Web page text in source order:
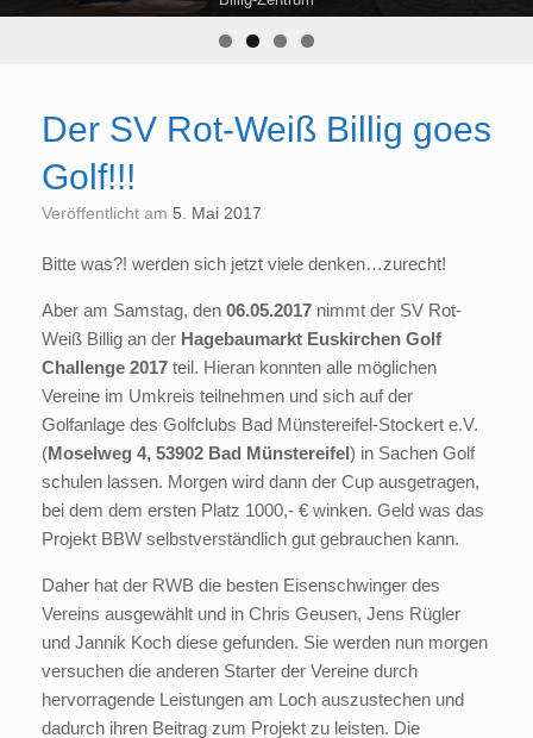
Der SV Rot-Weiß Billig goes
Golf!!!
Veröffentlicht am 5. Mai 2017
Bitte was?! werden sich jetzt viele denken…zurecht!
Aber am Samstag, den 06.05.2017 nimmt der SV Rot-
Weiß Billig an der Hagebaumarkt Euskirchen Golf
Challenge 2017 teil. Hieran konnten alle möglichen
Vereine im Umkreis teilnehmen und sich auf der
Golfanlage des Golfclubs Bad Münstereifel-Stockert e.V.
(Moselweg 4, 53902 Bad Münstereifel) in Sachen Golf
schulen lassen. Morgen wird dann der Cup ausgetragen,
bei dem dem ersten Platz 1000,- € winken. Geld was das
Projekt BBW selbstverständlich gut gebrauchen kann.
Daher hat der RWB die besten Eisenschwinger des
Vereins ausgewählt und in Chris Geusen, Jens Rügler
und Jannik Koch diese gefunden. Sie werden nun morgen
versuchen die anderen Starter der Vereine durch
hervorragende Leistungen am Loch auszustechen und
dadurch ihren Beitrag zum Projekt zu leisten. Die